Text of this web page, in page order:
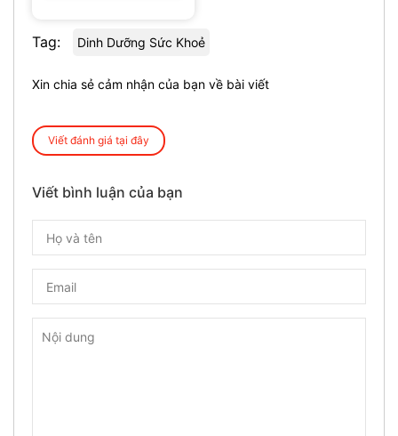
Tag: Dinh Dưỡng Sức Khoẻ
Xin chia sẻ cảm nhận của bạn về bài viết
Viết đánh giá tại đây
Viết bình luận của bạn